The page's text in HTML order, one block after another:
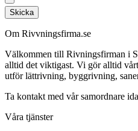
Skicka
Om Rivvningsfirma.se
Välkommen till Rivningsfirman i
alltid det viktigast. Vi gör alltid
utför lättrivning, byggrivning,
Ta kontakt med vår samordnare
Våra tjänster